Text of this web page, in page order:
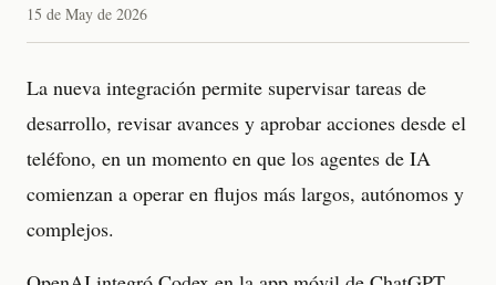
15 de May de 2026
La nueva integración permite supervisar tareas de
desarrollo, revisar avances y aprobar acciones desde el
teléfono, en un momento en que los agentes de IA
comienzan a operar en flujos más largos, autónomos y
complejos.